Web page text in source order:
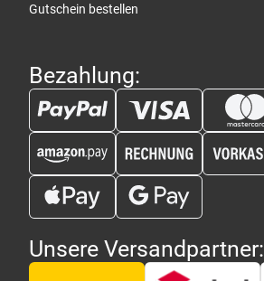
Gutschein bestellen
Bezahlung:
Unsere Versandpartner: